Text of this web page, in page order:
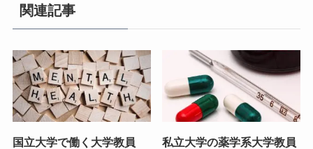
関連記事
国立大学で働く大学教員
私立大学の薬学系大学教員